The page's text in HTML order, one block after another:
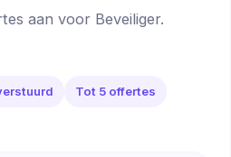
aan voor Beveiliger.
Tot 5 offertes